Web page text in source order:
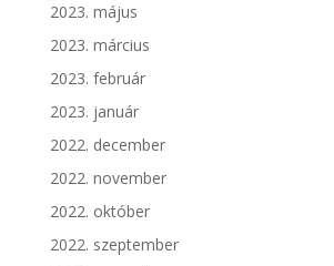
2023. május
2023. március
2023. február
2023. január
2022. december
2022. november
2022. október
2022. szeptember